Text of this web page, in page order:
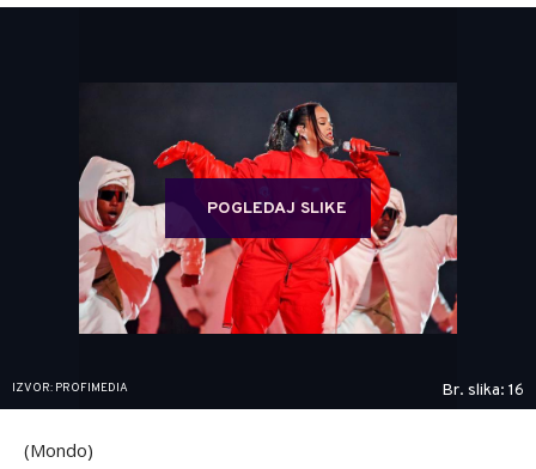
POGLEDAJ SLIKE
IZVOR: PROFIMEDIA Br. slika: 16
(Mondo)